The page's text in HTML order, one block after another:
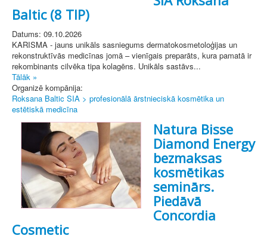
Baltic (8 TIP)
Datums: 09.10.2026
KARISMA - jauns unikāls sasniegums dermatokosmetoloģijas un
rekonstruktīvās medicīnas jomā – vienīgais preparāts, kura pamatā ir
rekombinants cilvēka tipa kolagēns. Unikāls sastāvs...
Tālāk »
Organizē kompānija:
Roksana Baltic SIA > profesionālā ārstnieciskā kosmētika un
estētiskā medicīna
Natura Bisse
Diamond Energy
bezmaksas
kosmētikas
seminārs.
Piedāvā
Concordia
Cosmetic